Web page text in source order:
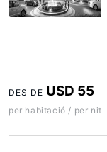
DES DE USD 55
per habitació / per nit